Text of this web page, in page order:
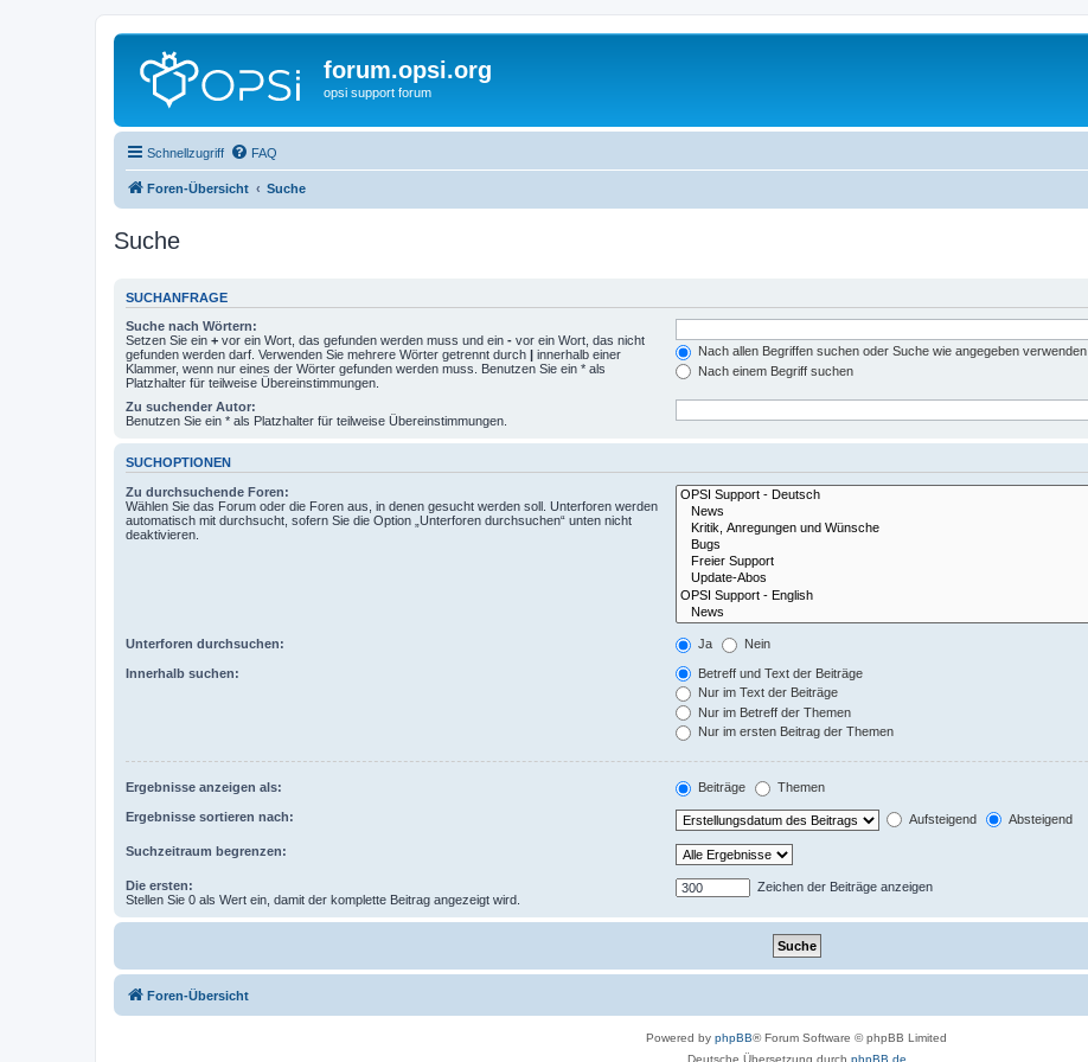
forum.opsi.org
opsi support forum
Schnellzugriff FAQ
Foren-Übersicht Suche
Suche
SUCHANFRAGE
Suche nach Wörtern:
Setzen Sie ein + vor ein Wort, das gefunden werden muss und ein - vor ein Wort, das nicht
gefunden werden darf. Verwenden Sie mehrere Wörter getrennt durch | innerhalb einer
Klammer, wenn nur eines der Wörter gefunden werden muss. Benutzen Sie ein * als
Platzhalter für teilweise Übereinstimmungen.
Nach allen Begriffen suchen oder Suche wie angegeben verwenden
Nach einem Begriff suchen
Zu suchender Autor:
Benutzen Sie ein * als Platzhalter für teilweise Übereinstimmungen.
SUCHOPTIONEN
Zu durchsuchende Foren:
Wählen Sie das Forum oder die Foren aus, in denen gesucht werden soll. Unterforen werden
automatisch mit durchsucht, sofern Sie die Option „Unterforen durchsuchen“ unten nicht
deaktivieren.
Unterforen durchsuchen: Ja Nein
Innerhalb suchen:
Betreff und Text der Beiträge
Nur im Text der Beiträge
Nur im Betreff der Themen
Nur im ersten Beitrag der Themen
Ergebnisse anzeigen als: Beiträge Themen
Ergebnisse sortieren nach: Aufsteigend Absteigend
Suchzeitraum begrenzen:
Die ersten:
Stellen Sie 0 als Wert ein, damit der komplette Beitrag angezeigt wird.
Zeichen der Beiträge anzeigen
Foren-Übersicht
Powered by phpBB® Forum Software © phpBB Limited
Deutsche Übersetzung durch phpBB.de